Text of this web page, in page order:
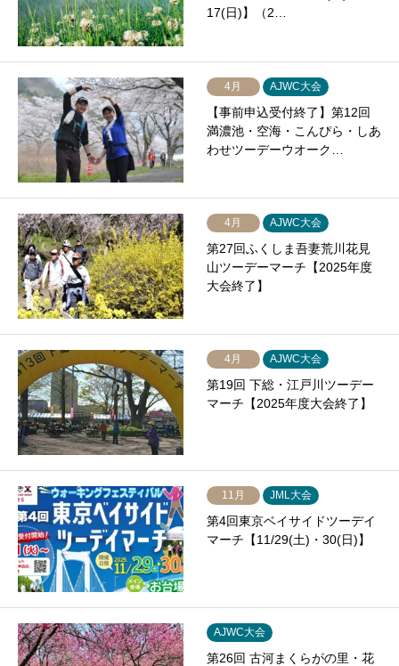
17(日)】（2…
4月 AJWC大会
【事前申込受付終了】第12回
満濃池・空海・こんぴら・しあ
わせツーデーウオーク…
4月 AJWC大会
第27回ふくしま吾妻荒川花見
山ツーデーマーチ【2025年度
大会終了】
4月 AJWC大会
第19回 下総・江戸川ツーデー
マーチ【2025年度大会終了】
11月 JML大会
第4回東京ベイサイドツーデイ
マーチ【11/29(土)・30(日)】
AJWC大会
第26回 古河まくらがの里・花